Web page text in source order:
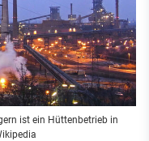
ist ein Hüttenbetrieb in